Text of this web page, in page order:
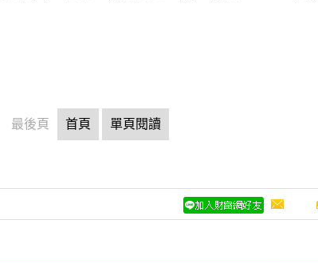
最後頁 首頁 單頁閱讀